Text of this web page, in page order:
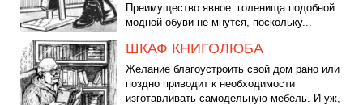
Преимущество явное: голенища подобной
модной обуви не мнутся, поскольку...
ШКАФ КНИГОЛЮБА
Желание благоустроить свой дом рано или
поздно приводит к необходимости
изготавливать самодельную мебель. И уж,